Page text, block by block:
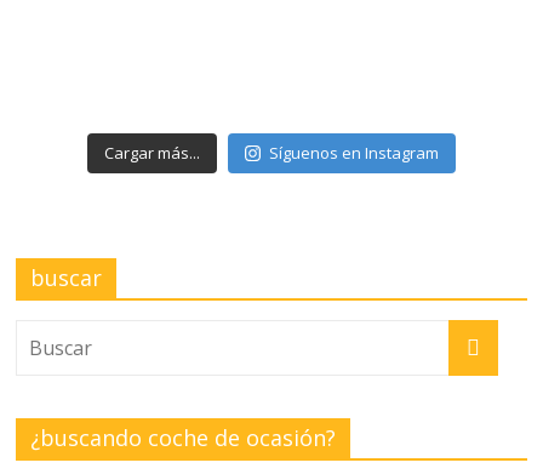
Cargar más... Síguenos en Instagram
buscar
¿buscando coche de ocasión?